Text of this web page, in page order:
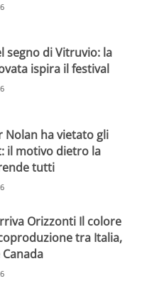
segno di Vitruvio: la
ispira il festival
Nolan ha vietato gli
il motivo dietro la
tutti
Orizzonti Il colore
tra Italia,